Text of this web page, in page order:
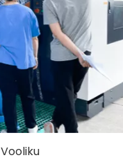
Vooliku